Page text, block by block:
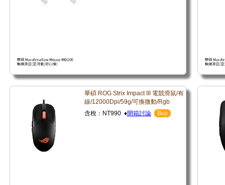
華碩 ROG Strix Impact III 電競滑鼠/有
線/12000Dpi/59g/可換微動/Rgb
含稅：NT990 ♦開箱討論 Buy